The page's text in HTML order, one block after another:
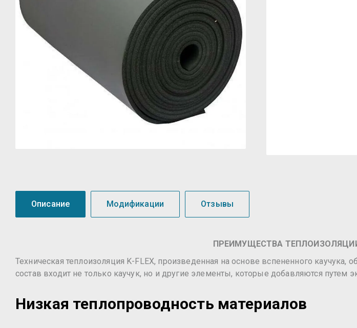
Описание Модификации Отзывы
ПРЕИМУЩЕСТВА
Техническая теплоизоляция K-FLEX, произведенная на основе вспененного
состав входит не только каучук, но и другие элементы, которые добавляются
Низкая теплопроводность материалов